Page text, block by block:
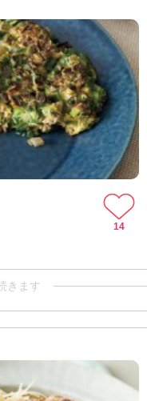
14
きます